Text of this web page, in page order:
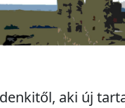
aki új